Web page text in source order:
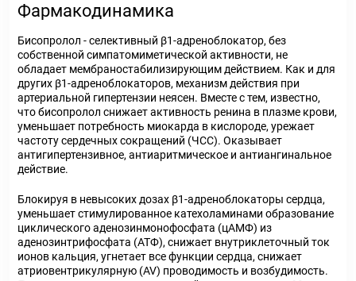
Фармакодинамика
Бисопролол - селективный β1-адреноблокатор, без
собственной симпатомиметической активности, не
обладает мембраностабилизирующим действием. Как и для
других β1-адреноблокаторов, механизм действия при
артериальной гипертензии неясен. Вместе с тем, известно,
что бисопролол снижает активность ренина в плазме крови,
уменьшает потребность миокарда в кислороде, урежает
частоту сердечных сокращений (ЧСС). Оказывает
антигипертензивное, антиаритмическое и антиангинальное
действие.
Блокируя в невысоких дозах β1-адреноблокаторы сердца,
уменьшает стимулированное катехоламинами образование
циклического аденозинмонофосфата (цАМФ) из
аденозинтрифосфата (АТФ), снижает внутриклеточный ток
ионов кальция, угнетает все функции сердца, снижает
атриовентрикулярную (AV) проводимость и возбудимость.